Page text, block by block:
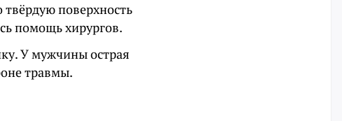
поверхность
помощь хирургов.
У мужчины острая
травмы.